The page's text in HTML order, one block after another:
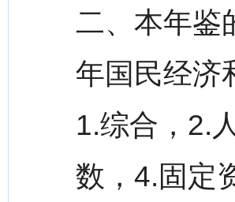
二、本年鉴
年国民经济
1.综合，2.
数，4.固定